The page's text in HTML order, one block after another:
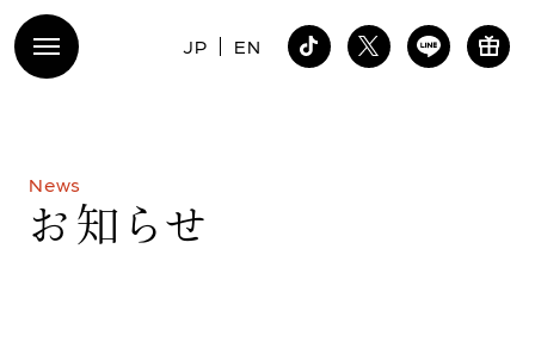
JP EN
News
お 知 ら せ